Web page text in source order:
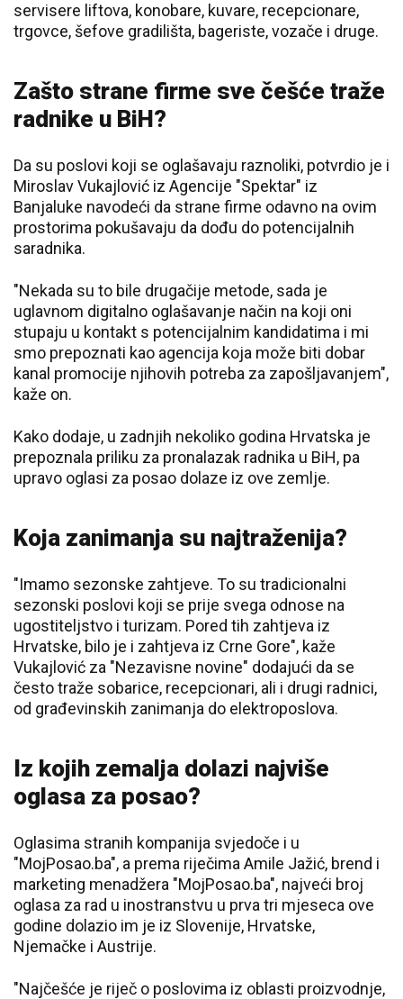
servisere liftova, konobare, kuvare, recepcionare,
trgovce, šefove gradilišta, bageriste, vozače i druge.
Zašto strane firme sve češće traže
radnike u BiH?
Da su poslovi koji se oglašavaju raznoliki, potvrdio je i
Miroslav Vukajlović iz Agencije "Spektar" iz
Banjaluke navodeći da strane firme odavno na ovim
prostorima pokušavaju da dođu do potencijalnih
saradnika.
"Nekada su to bile drugačije metode, sada je
uglavnom digitalno oglašavanje način na koji oni
stupaju u kontakt s potencijalnim kandidatima i mi
smo prepoznati kao agencija koja može biti dobar
kanal promocije njihovih potreba za zapošljavanjem",
kaže on.
Kako dodaje, u zadnjih nekoliko godina Hrvatska je
prepoznala priliku za pronalazak radnika u BiH, pa
upravo oglasi za posao dolaze iz ove zemlje.
Koja zanimanja su najtraženija?
"Imamo sezonske zahtjeve. To su tradicionalni
sezonski poslovi koji se prije svega odnose na
ugostiteljstvo i turizam. Pored tih zahtjeva iz
Hrvatske, bilo je i zahtjeva iz Crne Gore", kaže
Vukajlović za "Nezavisne novine" dodajući da se
često traže sobarice, recepcionari, ali i drugi radnici,
od građevinskih zanimanja do elektroposlova.
Iz kojih zemalja dolazi najviše
oglasa za posao?
Oglasima stranih kompanija svjedoče i u
"MojPosao.ba", a prema riječima Amile Jažić, brend i
marketing menadžera "MojPosao.ba", najveći broj
oglasa za rad u inostranstvu u prva tri mjeseca ove
godine dolazio im je iz Slovenije, Hrvatske,
Njemačke i Austrije.
"Najčešće je riječ o poslovima iz oblasti proizvodnje,